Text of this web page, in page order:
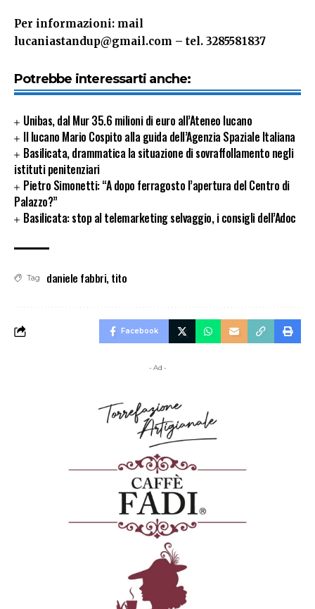
Per informazioni: mail
lucaniastandup@gmail.com – tel. 3285581837
Potrebbe interessarti anche:
Unibas, dal Mur 35.6 milioni di euro all’Ateneo lucano
Il lucano Mario Cospito alla guida dell’Agenzia Spaziale Italiana
Basilicata, drammatica la situazione di sovraffollamento negli
istituti penitenziari
Pietro Simonetti: “A dopo ferragosto l’apertura del Centro di
Palazzo?”
Basilicata: stop al telemarketing selvaggio, i consigli dell’Adoc
Tag daniele fabbri, tito
Facebook
- Ad -